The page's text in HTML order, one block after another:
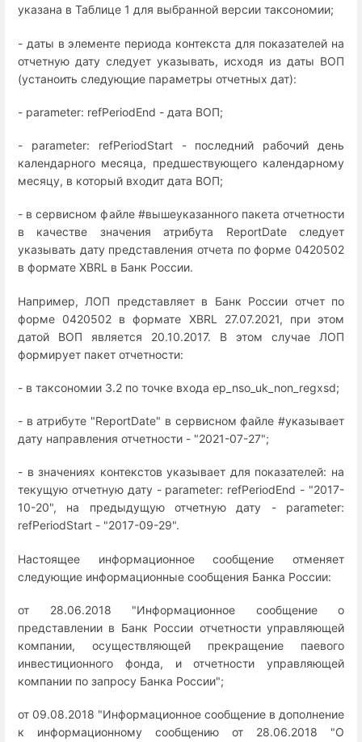
указана в Таблице 1 для выбранной версии таксономии;
- даты в элементе периода контекста для показателей на
отчетную дату следует указывать, исходя из даты ВОП
(устаноить следующие параметры отчетных дат):
- parameter: refPeriodEnd - дата ВОП;
- parameter: refPeriodStart - последний рабочий день
календарного месяца, предшествующего календарному
месяцу, в который входит дата ВОП;
- в сервисном файле #вышеуказанного пакета отчетности
в качестве значения атрибута ReportDate следует
указывать дату представления отчета по форме 0420502
в формате XBRL в Банк России.
Например, ЛОП представляет в Банк России отчет по
форме 0420502 в формате XBRL 27.07.2021, при этом
датой ВОП является 20.10.2017. В этом случае ЛОП
формирует пакет отчетности:
- в таксономии 3.2 по точке входа ep_nso_uk_non_regxsd;
- в атрибуте "ReportDate" в сервисном файле #указывает
дату направления отчетности - "2021-07-27";
- в значениях контекстов указывает для показателей: на
текущую отчетную дату - parameter: refPeriodEnd - "2017-
10-20", на предыдущую отчетную дату - parameter:
refPeriodStart - "2017-09-29".
Настоящее информационное сообщение отменяет
следующие информационные сообщения Банка России:
от 28.06.2018 "Информационное сообщение о
представлении в Банк России отчетности управляющей
компании, осуществляющей прекращение паевого
инвестиционного фонда, и отчетности управляющей
компании по запросу Банка России";
от 09.08.2018 "Информационное сообщение в дополнение
к информационному сообщению от 28.06.2018 "О